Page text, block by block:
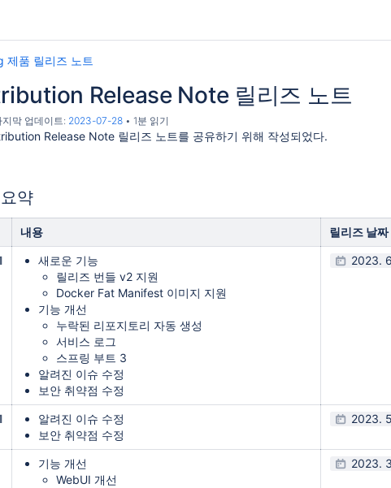
제품 릴리즈 노트
Release Note 릴리즈 노트
지막 업데이트: 2023-07-28 1분 읽기
Release Note 릴리즈 노트를 공유하기 위해 작성되었다.
약
내용 릴리즈 날짜
새로운 기능
릴리즈 번들 v2 지원
Docker Fat Manifest 이미지 지원
기능 개선
누락된 리포지토리 자동 생성
서비스 로그
스프링 부트 3
알려진 이슈 수정
보안 취약점 수정
2023.
알려진 이슈 수정
보안 취약점 수정
2023.
기능 개선
WebUI 개선
2023.